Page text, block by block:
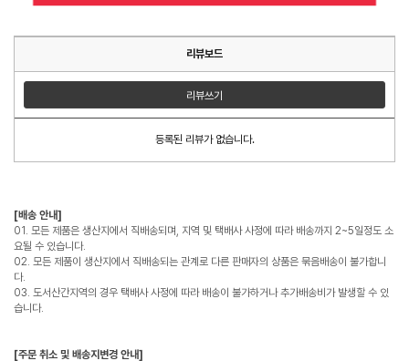
리뷰보드
리뷰쓰기
등록된 리뷰가 없습니다.
[배송 안내]
01. 모든 제품은 생산지에서 직배송되며, 지역 및 택배사 사정에 따라 배송까지 2~5일정도 소
요될 수 있습니다.
02. 모든 제품이 생산지에서 직배송되는 관계로 다른 판매자의 상품은 묶음배송이 불가합니
다.
03. 도서산간지역의 경우 택배사 사정에 따라 배송이 불가하거나 추가배송비가 발생할 수 있
습니다.
[주문 취소 및 배송지변경 안내]